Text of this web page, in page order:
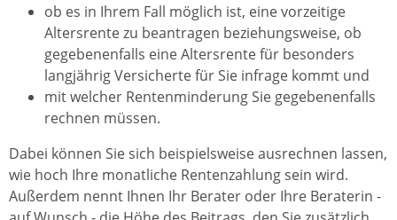
ob es in Ihrem Fall möglich ist, eine vorzeitige
Altersrente zu beantragen beziehungsweise, ob
gegebenenfalls eine Altersrente für besonders
langjährig Versicherte für Sie infrage kommt und
mit welcher Rentenminderung Sie gegebenenfalls
rechnen müssen.
Dabei können Sie sich beispielsweise ausrechnen lassen,
wie hoch Ihre monatliche Rentenzahlung sein wird.
Außerdem nennt Ihnen Ihr Berater oder Ihre Beraterin -